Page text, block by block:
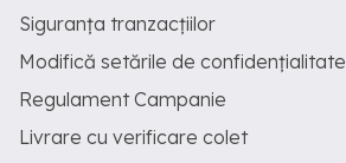
Siguranța tranzacțiilor
Modifică setările de confidențialitate
Regulament Campanie
Livrare cu verificare colet